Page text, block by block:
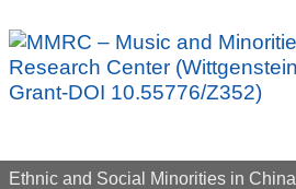
Ethnic and Social Minorities in China